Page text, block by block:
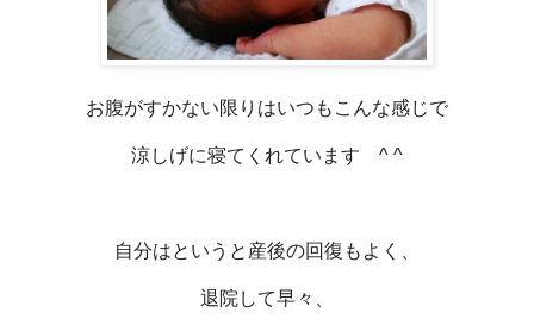
お腹がすかない限りはいつもこんな感じで
涼しげに寝てくれています ^ ^
自分はというと産後の回復もよく、
退院して早々、